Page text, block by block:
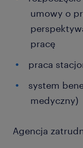
umowy o
pracę
praca
system
medyczny)
Agencja